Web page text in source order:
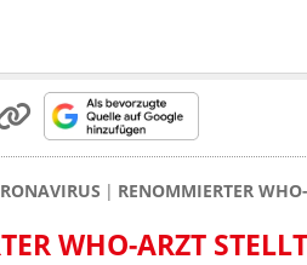
RENOMMIERTER
WHO-ARZT